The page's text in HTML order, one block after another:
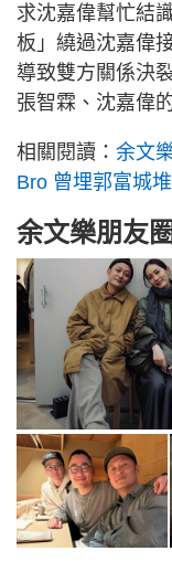
求沈嘉偉幫忙結
板」繞過沈嘉偉
導致雙方關係決
張智霖、沈嘉偉
相關閱讀： 余文
Bro 曾埋郭富城
余文樂朋友